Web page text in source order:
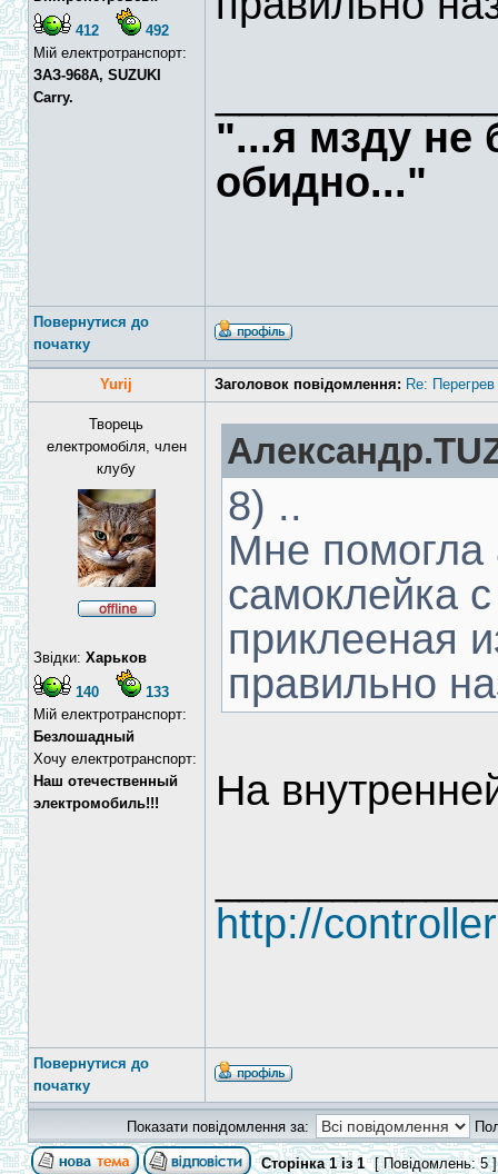
412
492
Мій електротранспорт:
ЗАЗ-968А, SUZUKI
Carry.
"...я мзду не
обидно..."
Повернутися до
початку
Yurij Заголовок повідомлення: Re:
Творець
електромобіля, член
клубу
Звідки: Харьков
140
133
Мій електротранспорт:
Безлошадный
Хочу електротранспорт:
Наш отечественный
электромобиль!!!
8) ..
Мне
самоклейка
приклееная
правильно
На
http://
Повернутися до
початку
Показати повідомлення за:
Сторінка1із1 [ Повідомлень: 5